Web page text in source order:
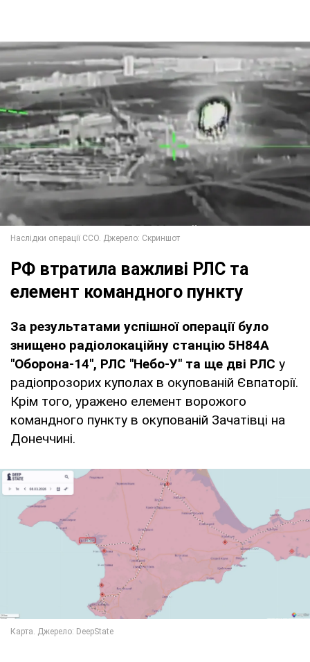
РФ втратила важливі РЛС та
елемент командного пункту
За результатами успішної операції було
знищено радіолокаційну станцію 5Н84А
"Оборона-14", РЛС "Небо-У" та ще дві РЛС у
радіопрозорих куполах в окупованій Євпаторії.
Крім того, уражено елемент ворожого
командного пункту в окупованій Зачатівці на
Донеччині.